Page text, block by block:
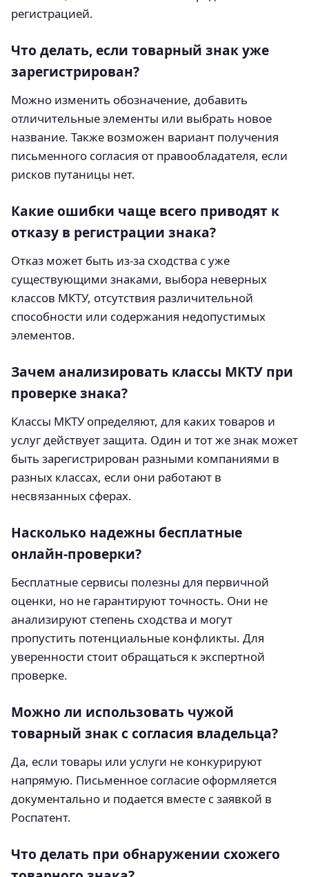
регистрацией.
Что делать, если товарный знак уже
зарегистрирован?
Можно изменить обозначение, добавить
отличительные элементы или выбрать новое
название. Также возможен вариант получения
письменного согласия от правообладателя, если
рисков путаницы нет.
Какие ошибки чаще всего приводят к
отказу в регистрации знака?
Отказ может быть из-за сходства с уже
существующими знаками, выбора неверных
классов МКТУ, отсутствия различительной
способности или содержания недопустимых
элементов.
Зачем анализировать классы МКТУ при
проверке знака?
Классы МКТУ определяют, для каких товаров и
услуг действует защита. Один и тот же знак может
быть зарегистрирован разными компаниями в
разных классах, если они работают в
несвязанных сферах.
Насколько надежны бесплатные
онлайн-проверки?
Бесплатные сервисы полезны для первичной
оценки, но не гарантируют точность. Они не
анализируют степень сходства и могут
пропустить потенциальные конфликты. Для
уверенности стоит обращаться к экспертной
проверке.
Можно ли использовать чужой
товарный знак с согласия владельца?
Да, если товары или услуги не конкурируют
напрямую. Письменное согласие оформляется
документально и подается вместе с заявкой в
Роспатент.
Что делать при обнаружении схожего